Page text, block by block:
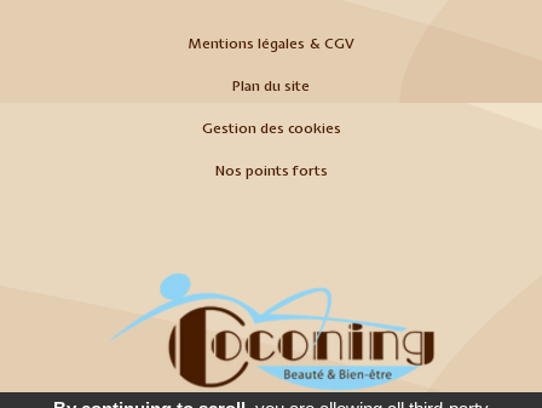
Mentions légales & CGV
Plan du site
Gestion des cookies
Nos points forts